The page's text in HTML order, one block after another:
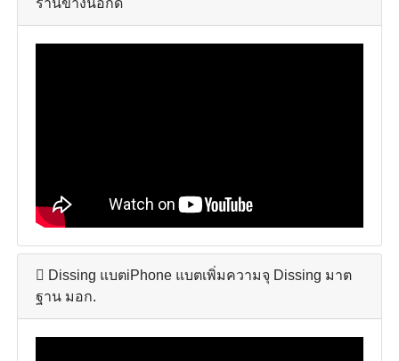
ร้านข้างนอกดี
Dissing แบตiPhone แบตเพิ่มความจุ Dissing มาต
ฐาน มอก.